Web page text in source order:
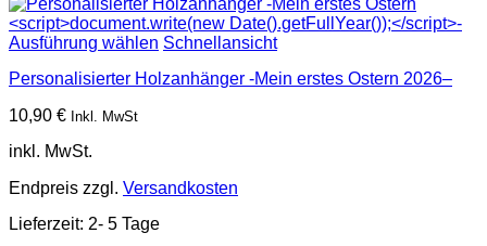
Ausführung wählen Schnellansicht
Personalisierter Holzanhänger -Mein erstes Ostern 2026–
10,90 € Inkl. MwSt
inkl. MwSt.
Endpreis zzgl. Versandkosten
Lieferzeit: 2- 5 Tage